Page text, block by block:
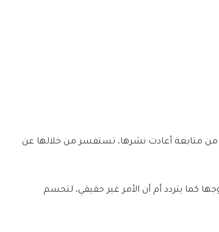
من متابعة أعادت نشرها، تستفسر من خلالها عن
كما يتردد أم أن الأمر غير حقيقي، لتحسم